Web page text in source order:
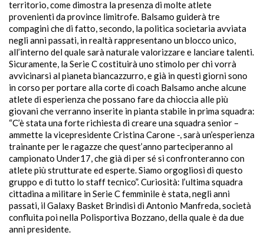
territorio, come dimostra la presenza di molte atlete
provenienti da province limitrofe. Balsamo guiderà tre
compagini che di fatto, secondo, la politica societaria avviata
negli anni passati, in realtà rappresentano un blocco unico,
all’interno del quale sarà naturale valorizzare e lanciare talenti.
Sicuramente, la Serie C costituirà uno stimolo per chi vorrà
avvicinarsi al pianeta biancazzurro, e già in questi giorni sono
in corso per portare alla corte di coach Balsamo anche alcune
atlete di esperienza che possano fare da chioccia alle più
giovani che verranno inserite in pianta stabile in prima squadra:
“C’è stata una forte richiesta di creare una squadra senior –
ammette la vicepresidente Cristina Carone -, sarà un’esperienza
trainante per le ragazze che quest’anno parteciperanno al
campionato Under17, che già di per sé si confronteranno con
atlete più strutturate ed esperte. Siamo orgogliosi di questo
gruppo e di tutto lo staff tecnico”. Curiosità: l’ultima squadra
cittadina a militare in Serie C femminile è stata, negli anni
passati, il Galaxy Basket Brindisi di Antonio Manfreda, società
confluita poi nella Polisportiva Bozzano, della quale è da due
anni presidente.